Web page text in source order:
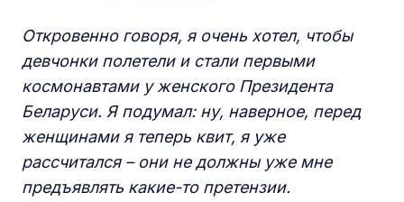
Откровенно говоря, я очень хотел, чтобы
девчонки полетели и стали первыми
космонавтами у женского Президента
Беларуси. Я подумал: ну, наверное, перед
женщинамия теперь квит, я уже
рассчитался – они не должны уже мне
предъявлять какие-то претензии.